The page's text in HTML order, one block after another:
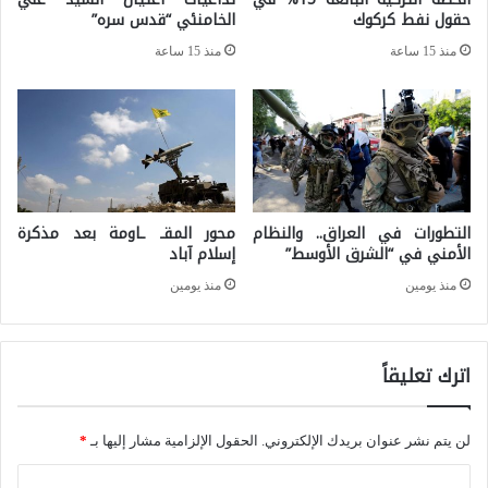
ق
م
ي
د
ن
"
ر
ل
ى
ت
ر
حقول نفط كركوك
منذ 15 ساعة
الخامنئي “قدس سره”
منذ 15 ساعة
التطورات في العراق.. والنظام
الأمني في “الشرق الأوسط”
منذ يومين
محور المقـ ـاومة بعد مذكرة
إسلام آباد
منذ يومين
اترك تعليقاً
لن يتم نشر عنوان بريدك الإلكتروني. الحقول الإلزامية مشار إليها بـ *